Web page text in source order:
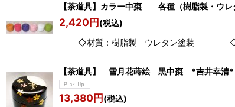
【茶道具】カラー中棗 各種（樹脂製・ウ
2,420円(税込)
◇材質：樹脂製 ウレタン塗装 ◇箱：紙
【茶道具】 雪月花蒔絵 黒中棗 *吉井幸清
13,380円(税込)